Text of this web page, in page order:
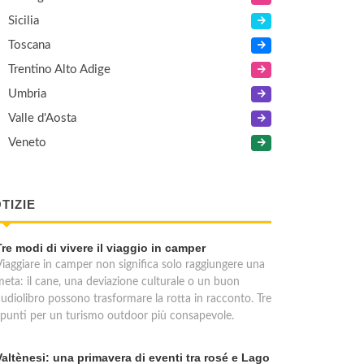
Sicilia
Toscana
Trentino Alto Adige
Umbria
Valle d'Aosta
Veneto
modi di vivere il viaggio in camper
in camper non significa solo raggiungere una
il cane, una deviazione culturale o un buon
possono trasformare la rotta in racconto. Tre
per un turismo outdoor più consapevole.
una primavera di eventi tra rosé e Lago